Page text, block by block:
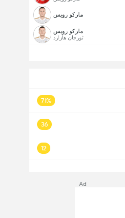
ماركو رويس
ماركو رويس
ثورجان هازارد
71%
36
12
Ad